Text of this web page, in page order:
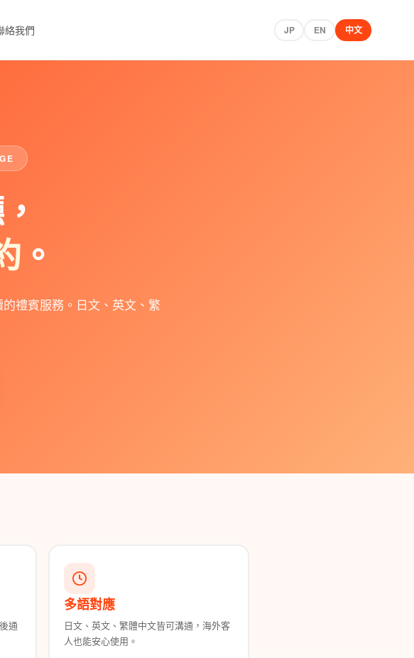
絡我們 JP EN 中文
。
禮賓服務。日文、英文、繁
通
多語對應
日文、英文、繁體中文皆可溝通，海外客
人也能安心使用。